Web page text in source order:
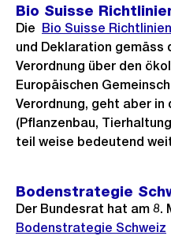
Bio Suisse
Die Externer
Link:
Bio Suisse Richtlinien
und Deklaration gemäss
Verordnung über den
Europäischen
Verordnung, geht aber
(Pflanzenbau,
teil weise bedeutend
Bodenstrategie
Der Bundesrat hat am 8.
Bodenstrategie Schweiz